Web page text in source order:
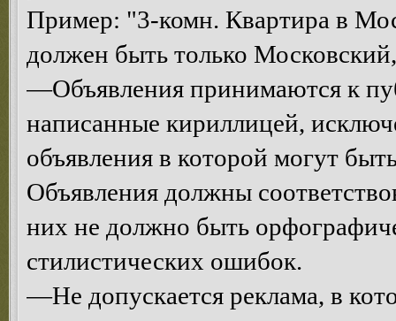
Пример: "3-комн. Квартира в
должен быть только
—Объявления принимаются к
написанные кириллицей,
объявления в которой могут
Объявления должны
них не должно быть
стилистических ошибок.
—Не допускается реклама, в